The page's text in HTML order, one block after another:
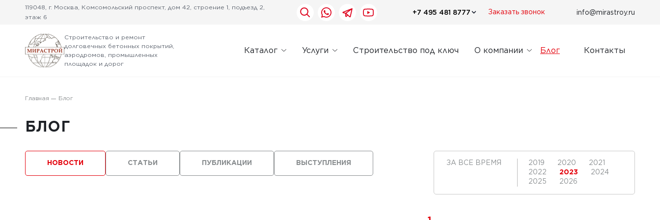
119048, г. Москва, Комсомольский проспект, дом 42, строение 1, подъезд 2,
этаж 6
+7 495 481 8777 Заказать звонок info@mirastroy.ru
Строительство и ремонт
долговечных бетонных покрытий,
аэродромов, промышленных
площадок и дорог
Каталог Услуги Строительство под ключ О компании Блог Контакты
Главная Блог
БЛОГ
ВЫСТУПЛЕНИЯ
ПУБЛИКАЦИИ
НОВОСТИ СТАТЬИ ЗА ВСЕ ВРЕМЯ 2019 2020
2021
2022
2023
2024
2025
2026